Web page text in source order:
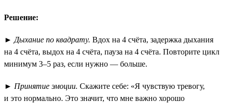
Решение:
► Дыхание по квадрату. Вдох на 4 счёта, задержка дыхания
на 4 счёта, выдох на 4 счёта, пауза на 4 счёта. Повторите цикл
минимум 3–5 раз, если нужно — больше.
► Принятие эмоции. Скажите себе: «Я чувствую тревогу,
и это нормально. Это значит, что мне важно хорошо